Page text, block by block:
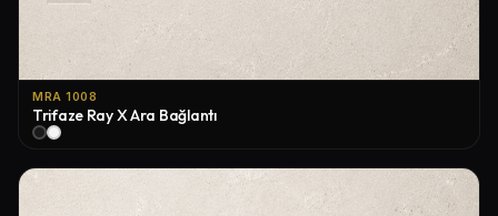
MRA 1008
Trifaze Ray X Ara Bağlantı